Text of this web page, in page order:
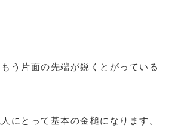
う片面の先端が鋭くとがっている
にとって基本の金槌になります。